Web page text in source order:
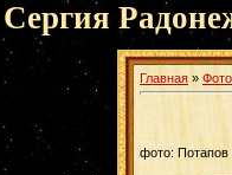
Главная »
фото: